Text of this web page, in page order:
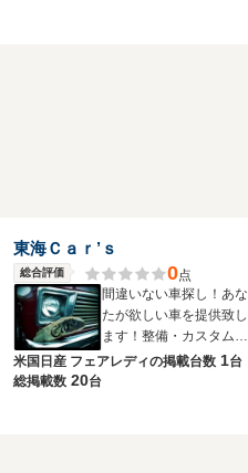
東海Ｃａｒ’ｓ
総合評価 0点
間違いない車探し！あな
たが欲しい車を提供致し
ます！整備・カスタムに
も自信あり！
米国日産 フェアレディの掲載台数 1台
総掲載数 20台